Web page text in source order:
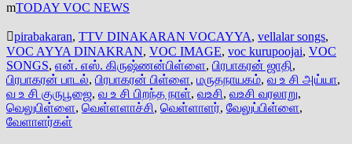
TODAY VOC NEWS
pirabakaran, TTV DINAKARAN VOCAYYA, vellalar songs,
VOC AYYA DINAKRAN, VOC IMAGE, voc kurupoojai, VOC
SONGS, என். எஸ். கிருஷ்ணன்பிள்ளை, பிரபாகரன் ஜாதி,
பிரபாகரன் பாடல், பிரபாகரன் பிள்ளை, மருதநாயகம், வ உ சி அய்யா,
வ உ சி குருபூஜை, வ உ சி பிறந்த நாள், வஉசி, வஉசி வரலாறு,
வெலுபிள்ளை, வெள்ளளாச்சி, வெள்ளாளர், வேலுப்பிள்ளை,
வேளாளர்கள்